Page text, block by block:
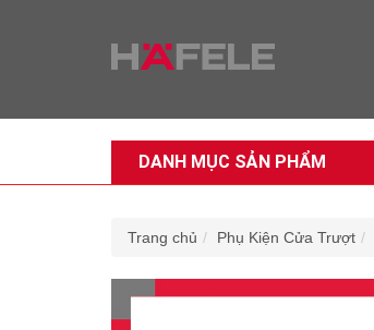
DANH MỤC SẢN PHẨM
Trang chủ Phụ Kiện Cửa Trượt